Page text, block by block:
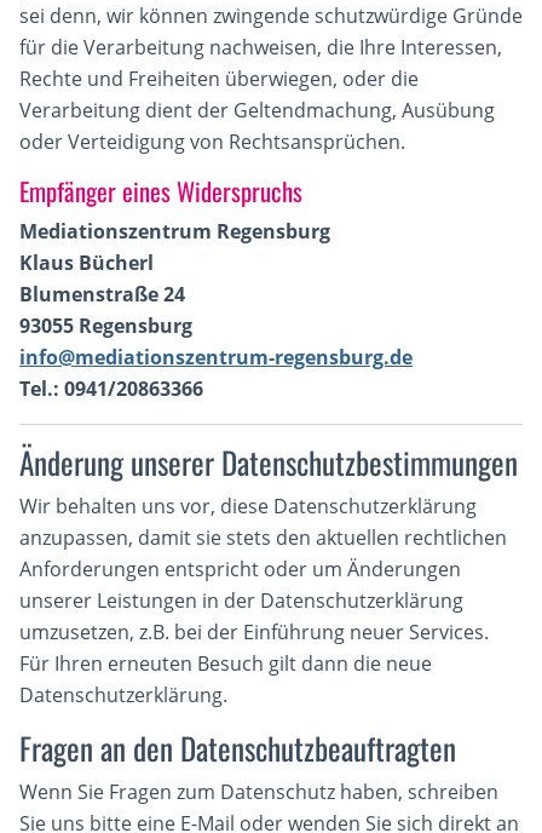
sei denn, wir können zwingende schutzwürdige Gründe
für die Verarbeitung nachweisen, die Ihre Interessen,
Rechte und Freiheiten überwiegen, oder die
Verarbeitung dient der Geltendmachung, Ausübung
oder Verteidigung von Rechtsansprüchen.
Empfänger eines Widerspruchs
Mediationszentrum Regensburg
Klaus Bücherl
Blumenstraße 24
93055 Regensburg
info@mediationszentrum-regensburg.de
Tel.: 0941/20863366
Änderung unserer Datenschutzbestimmungen
Wir behalten uns vor, diese Datenschutzerklärung
anzupassen, damit sie stets den aktuellen rechtlichen
Anforderungen entspricht oder um Änderungen
unserer Leistungen in der Datenschutzerklärung
umzusetzen, z.B. bei der Einführung neuer Services.
Für Ihren erneuten Besuch gilt dann die neue
Datenschutzerklärung.
Fragen an den Datenschutzbeauftragten
Wenn Sie Fragen zum Datenschutz haben, schreiben
Sie uns bitte eine E-Mail oder wenden Sie sich direkt an